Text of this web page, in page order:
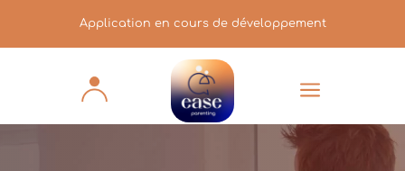
Application en cours de développement
a